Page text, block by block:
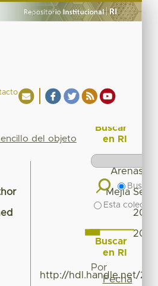
del objeto
Arenas
Mejía
http://hdl.handle.net/
Buscar
en RI
Buscar
Esta
Buscar
en RI
Por
Fecha